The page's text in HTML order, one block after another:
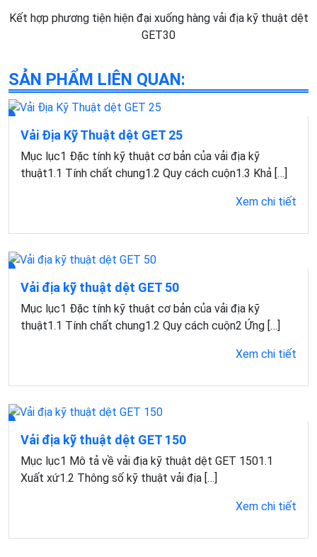
Kết hợp phương tiện hiện đại xuống hàng vải địa kỹ thuật dệt
GET30
SẢN PHẨM LIÊN QUAN:
Vải Địa Kỹ Thuật dệt GET 25
Mục lục1 Đặc tính kỹ thuật cơ bản của vải địa kỹ
thuật1.1 Tính chất chung1.2 Quy cách cuộn1.3 Khả […]
Xem chi tiết
Vải địa kỹ thuật dệt GET 50
Mục lục1 Đặc tính kỹ thuật cơ bản của vải địa kỹ
thuật1.1 Tính chất chung1.2 Quy cách cuộn2 Ứng […]
Xem chi tiết
Vải địa kỹ thuật dệt GET 150
Mục lục1 Mô tả về vải địa kỹ thuật dệt GET 1501.1
Xuất xứ1.2 Thông số kỹ thuật vải địa […]
Xem chi tiết